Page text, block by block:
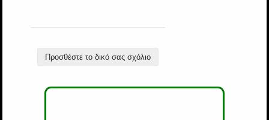
Προσθέστε το δικό σας σχόλιο